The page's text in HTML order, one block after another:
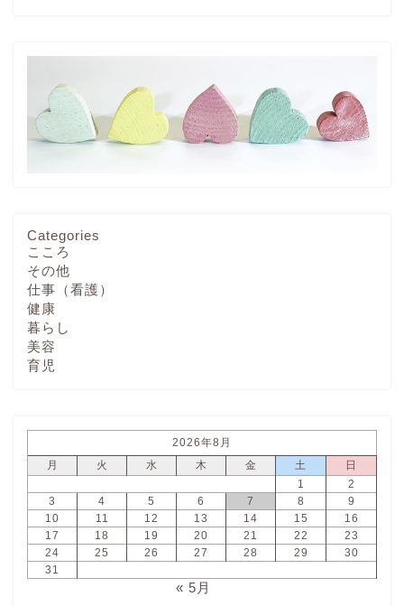
Categories
こころ
その他
仕事（看護）
健康
暮らし
美容
育児
2026年8月
月
火 水 木 金 土
日
1
2
3
4 5 6 7 8
9
10
11 12 13 14 15
16
17
18 19 20 21 22
23
24
25 26 27 28 29
30
31
« 5月